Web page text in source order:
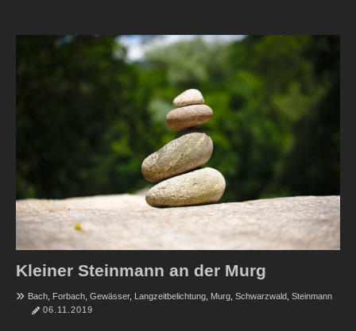
Kleiner Steinmann an der Murg
Bach Forbach Gewässer, Langzeitbelichtung Murg Schwarzwald Steinmann
06.11.2019